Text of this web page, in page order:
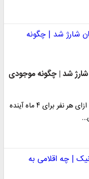
میلیون تومان شارژ شد | چگونه موجودی
اعتبار کالابرگ الکترونیکی ۴ میلیون تومانی به ازای هر نفر برای ۴ ماه آینده